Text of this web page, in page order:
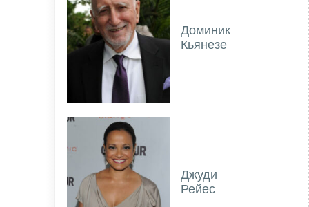
Доминик
Кьянезе
Джуди
Рейес